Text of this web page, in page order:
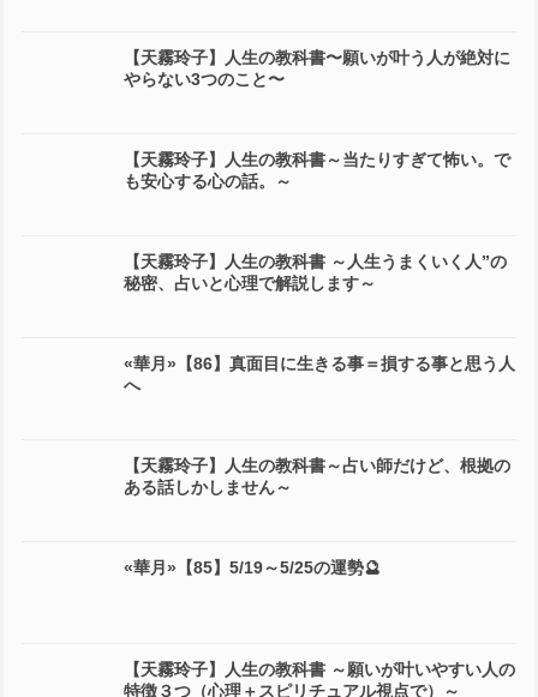
【天霧玲子】人生の教科書〜願いが叶う人が絶対に
やらない3つのこと〜
【天霧玲子】人生の教科書～当たりすぎて怖い。で
も安心する心の話。～
【天霧玲子】人生の教科書 ～人生うまくいく人”の
秘密、占いと心理で解説します～
«華月»【86】真面目に生きる事＝損する事と思う人
へ
【天霧玲子】人生の教科書～占い師だけど、根拠の
ある話しかしません～
«華月»【85】5/19～5/25の運勢🔮
【天霧玲子】人生の教科書 ～願いが叶いやすい人の
特徴３つ（心理＋スピリチュアル視点で）～